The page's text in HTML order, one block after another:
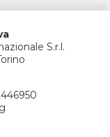
S.r.l.